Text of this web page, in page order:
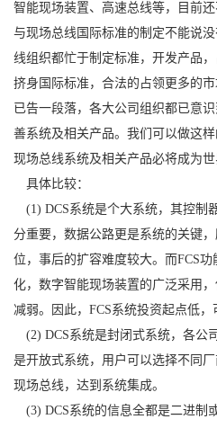
智能现场装置、高速总线等，目前
与现场总线国际标准的制定不能说
线组织都忙于制定标准，开发产品
挤身国际标准，合法的占领更多的
已告一段落，各大公司组织都已意
善系统及相关产品。我们可以做这
现场总线系统及相关产品必将成为世
具体比较：
(1) DCS系统是个大系统，其控制
分重要，数据公路更是系统的关键
位，事后的扩容难度较大。而FCS
化，数字智能现场装置的广泛采用
减弱。因此，FCS系统投资起点低，
(2) DCS系统是封闭式系统，各公
是开放式系统，用户可以选择不同
现场总线，达到系统集成。
(3) DCS系统的信息全都是二进制